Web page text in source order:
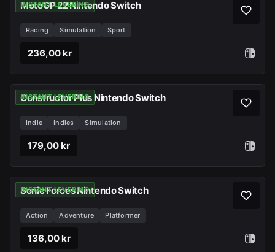
INSTANT LEVERING
MotoGP 22 Nintendo Switch
Racing Simulation Sport
236,00 kr
INSTANT LEVERING
Constructor Plus Nintendo Switch
Indie Indies Simulation
179,00 kr
INSTANT LEVERING
Sonic Forces Nintendo Switch
Action Adventure Platformer
136,00 kr